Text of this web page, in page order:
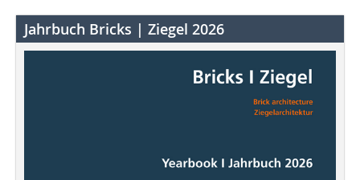
Jahrbuch Bricks | Ziegel 2026